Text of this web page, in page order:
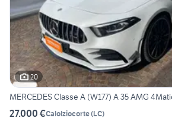
20
MERCEDES Classe A (W177) A 35 AMG
27.000 €Calolziocorte(LC)